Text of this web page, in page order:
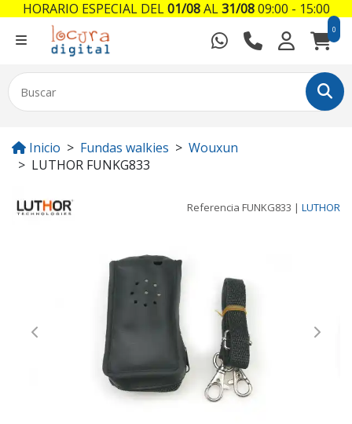
0
Inicio Fundas walkies
Wouxun
LUTHOR FUNKG833
Referencia FUNKG833 | LUTHOR
Previous Next
HORARIO ESPECIAL DEL01/08AL31/0809:00 - 15:00